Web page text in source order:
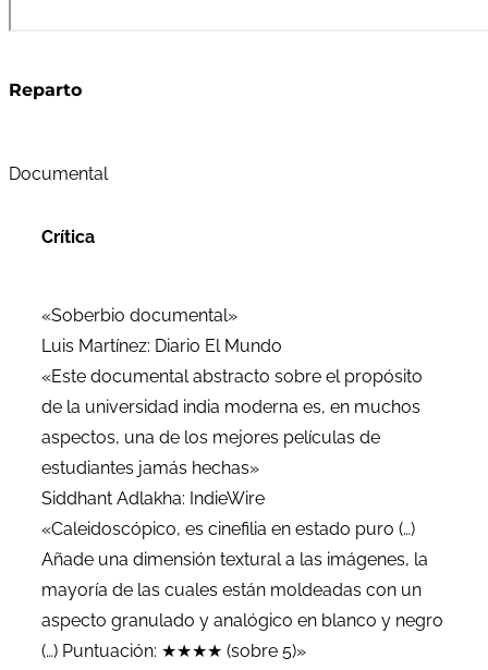
Reparto
Documental
Crítica
«Soberbio documental»
Luis Martínez: Diario El Mundo
«Este documental abstracto sobre el propósito
de la universidad india moderna es, en muchos
aspectos, una de los mejores películas de
estudiantes jamás hechas»
Siddhant Adlakha: IndieWire
«Caleidoscópico, es cinefilia en estado puro (…)
Añade una dimensión textural a las imágenes, la
mayoría de las cuales están moldeadas con un
aspecto granulado y analógico en blanco y negro
(…) Puntuación: ★★★★ (sobre 5)»